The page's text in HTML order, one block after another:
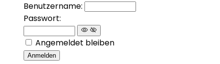
Benutzername:
Passwort:
Angemeldet bleiben
Anmelden